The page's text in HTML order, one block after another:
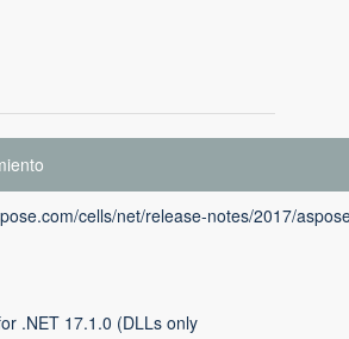
cells/net/release-notes/2017/
.NET 17.1.0 (DLLs only